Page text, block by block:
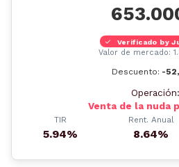
Verificado by
Valor de mercado:
Descuento: -
Operación:
Venta de la nuda
TIR
5.94%
Rent. Anual
8.64%